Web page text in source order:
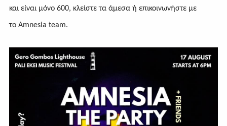
και είναι μόνο 600, κλείστε τα άμεσα ή επικοινωνήστε με
το Amnesia team.